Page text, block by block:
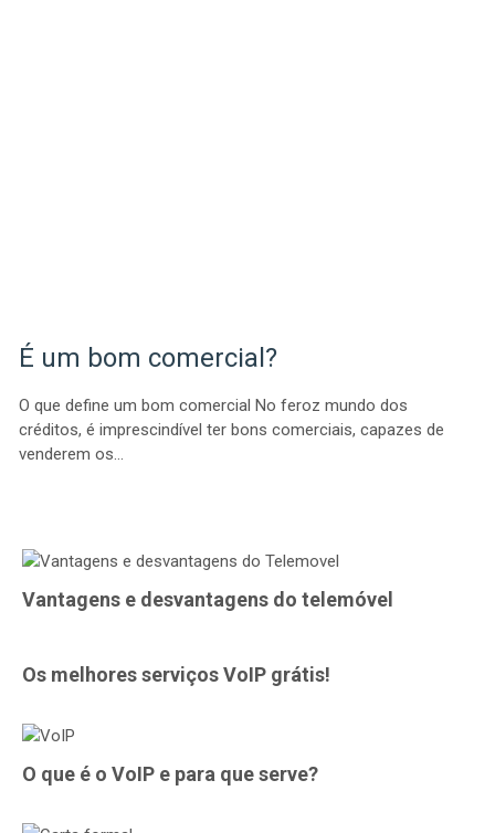
É um bom comercial?
O que define um bom comercial No feroz mundo dos
créditos, é imprescindível ter bons comerciais, capazes de
venderem os…
Vantagens e desvantagens do telemóvel
Os melhores serviços VoIP grátis!
O que é o VoIP e para que serve?